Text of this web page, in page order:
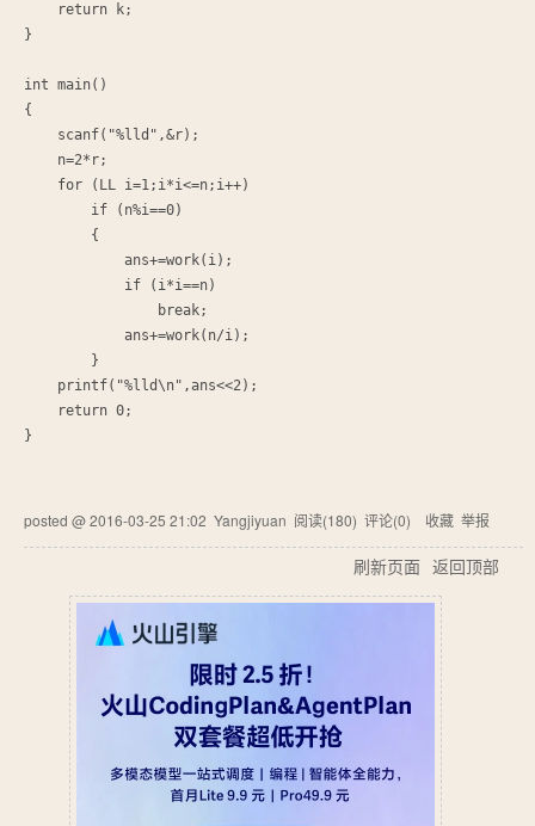
    return k;
}
int main()
{
    scanf("%lld",&r);
    n=2*r;
    for (LL i=1;i*i<=n;i++)
        if (n%i==0)
        {
            ans+=work(i);
            if (i*i==n)
                break;
            ans+=work(n/i);
        }
    printf("%lld\n",ans<<2);
    return 0;
posted @2016-03-25 21:02 Yangjiyuan 阅读(180) 评论(0) 收藏 举报
刷新页面 返回顶部